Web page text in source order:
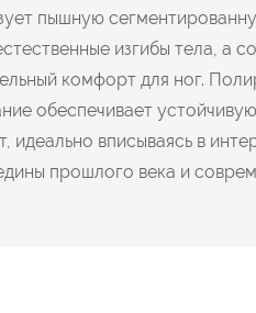
пышную
изгибы тела, а
комфорт для ног.
обеспечивает
идеально вписываясь в
прошлого века и